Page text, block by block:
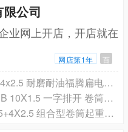
公司
业网上开店，开店就在
网店第1年 百
卷筒专用耐腐蚀扁电缆YVFUB 4x2.5 耐磨耐油福腾扁电缆专业生产
塔机专用耐磨耐油扁电缆YVFUB 10X1.5 一字排开 卷筒用 质量保证
耐磨扁电缆YFFB 3X16+19X1.5+4X2.5 组合型卷筒起重机专用